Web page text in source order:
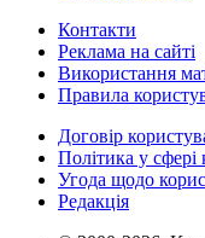
Контакти
Реклама на сайті
Використання
Правила
Договір
Політика у сфері
Угода щодо
Редакція